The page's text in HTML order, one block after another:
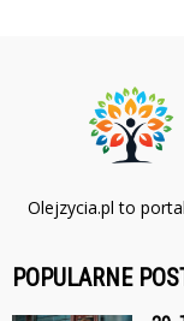
Olejzycia.pl to
POPULARNE